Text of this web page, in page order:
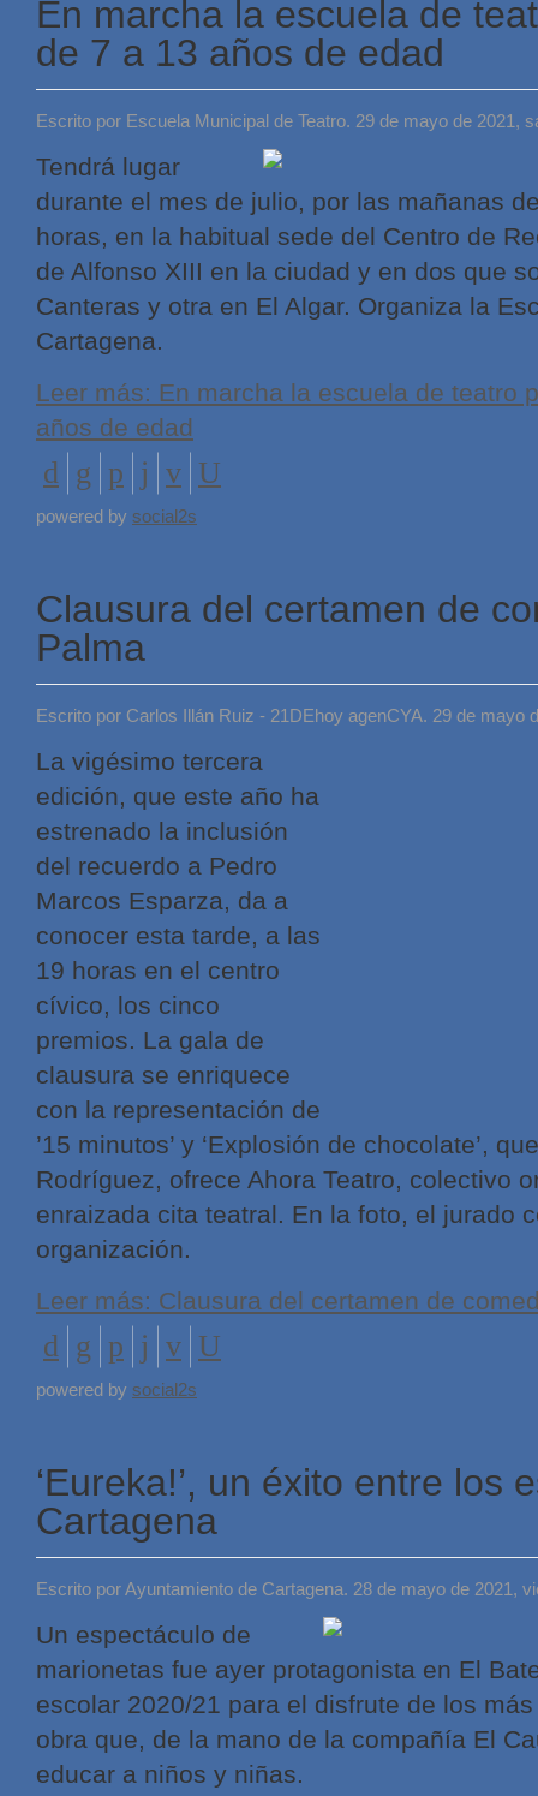
En marcha la escuela de
de 7 a 13 años de edad
Escrito por Escuela Municipal de Teatro. 29 de mayo de 2021,
Tendrá lugar
durante el mes de julio, por las mañanas
horas, en la habitual sede del Centro de
de Alfonso XIII en la ciudad y en dos que
Canteras y otra en El Algar. Organiza la
Cartagena.
Leer más: En marcha la escuela de teatro
años de edad
powered by social2s
Clausura del certamen de
Palma
Escrito por Carlos Illán Ruiz - 21DEhoy agenCYA. 29 de mayo
La vigésimo tercera
edición, que este año ha
estrenado la inclusión
del recuerdo a Pedro
Marcos Esparza, da a
conocer esta tarde, a las
19 horas en el centro
cívico, los cinco
premios. La gala de
clausura se enriquece
con la representación de
’15 minutos’ y ‘Explosión de chocolate’,
Rodríguez, ofrece Ahora Teatro, colectivo
enraizada cita teatral. En la foto, el jurado
organización.
Leer más: Clausura del certamen de
powered by social2s
‘Eureka!’, un éxito entre los
Cartagena
Escrito por Ayuntamiento de Cartagena. 28 de mayo de 2021,
Un espectáculo de
marionetas fue ayer protagonista en El
escolar 2020/21 para el disfrute de los
obra que, de la mano de la compañía El
educar a niños y niñas.